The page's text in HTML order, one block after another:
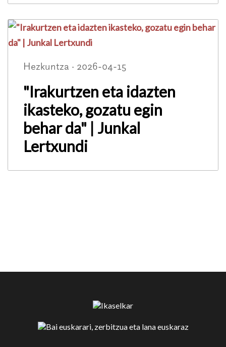
Hezkuntza · 2026-04-15
"Irakurtzen eta idazten
ikasteko, gozatu egin
behar da" | Junkal
Lertxundi